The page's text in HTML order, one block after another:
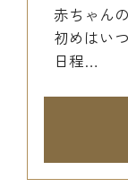
赤ちゃん
初めはい
日程…